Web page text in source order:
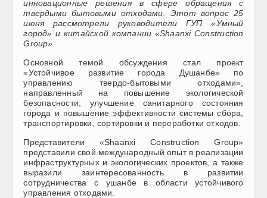
инновационные решения в сфере обращения с
твердыми бытовыми отходами. Этот вопрос25
июня рассмотрели руководители ГУП «Умный
город» и китайской компании «Shaanxi Construction
Group».
Основной темой обсуждения стал проект
«Устойчивое развитие города Душанбе» по
управлению твердо-бытовыми отходами»,
направленный на повышение экологической
безопасности, улучшение санитарного состояния
города и повышение эффективности системы сбора,
транспортировки, сортировки и переработки отходов.
Представители «Shaanxi Construction Group»
представили свой международный опыт в реализации
инфраструктурных и экологических проектов, а также
выразили заинтересованность в развитии
сотрудничества с ушанбе в области устойчивого
управления отходами.